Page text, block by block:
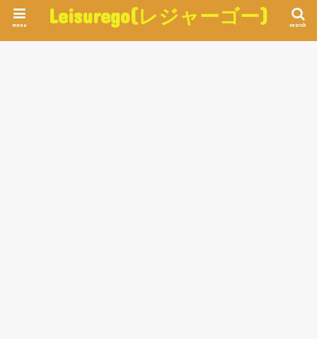
Leisurego(レジャーゴー) search
menu